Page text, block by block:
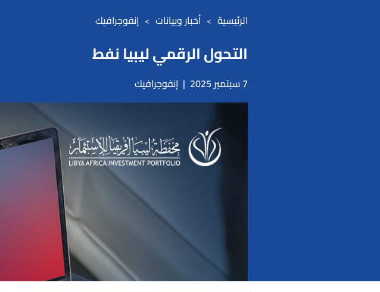
الرئيسية أخبار وبيانات إنفوجرافيك
التحول الرقمي ليبيا نفط
7 سبتمبر 2025 | إنفوجرافيك